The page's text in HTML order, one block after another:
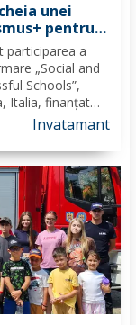
unei
pentru
- FOTO
participarea a
„Social and
Schools”,
Italia, finanțat
+, domeniul
Invatamant